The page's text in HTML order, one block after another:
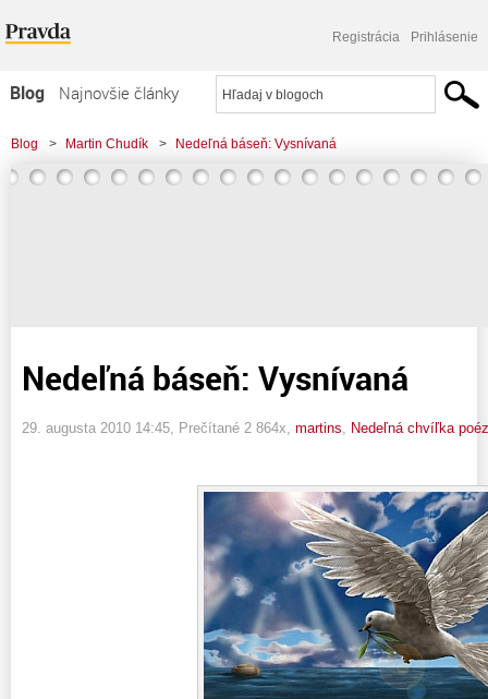
Registrácia Prihlásenie
Blog
Najnovšie články
Najčítanejšie články
Najkomentovanejšie články
Blog > Martin Chudík > Nedeľná báseň: Vysnívaná
Nedeľná báseň: Vysnívaná
29. augusta 2010 14:45 , Prečítané 2 864x, martins Nedeľná chvíľka